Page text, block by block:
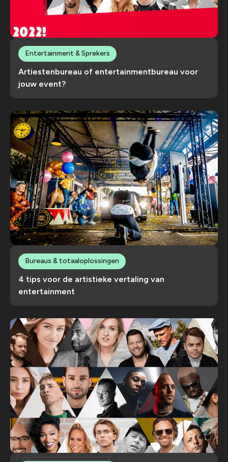
Artiestenbureau of entertainmentbureau voor
jouw event?
Entertainment & Sprekers
4 tips voor de artistieke vertaling van
entertainment
Bureaus & totaaloplossingen